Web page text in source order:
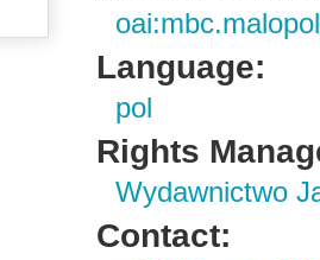
Language:
pol
Rights
Wydawnictwo
Contact: